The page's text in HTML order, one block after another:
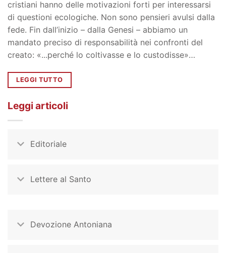
cristiani hanno delle motivazioni forti per interessarsi
di questioni ecologiche. Non sono pensieri avulsi dalla
fede. Fin dall’inizio – dalla Genesi – abbiamo un
mandato preciso di responsabilità nei confronti del
creato: «...perché lo coltivasse e lo custodisse»…
LEGGI TUTTO
Leggi articoli
Editoriale
Lettere al Santo
Devozione Antoniana